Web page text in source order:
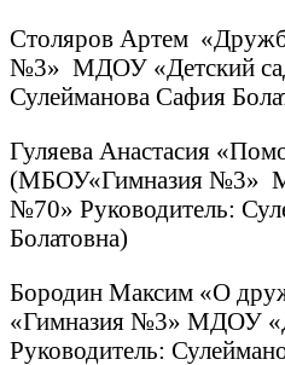
Столяров Артем
№3» МДОУ «Детский
Сулейманова Сафия
Гуляева Анастасия
(МБОУ«Гимназия №3»
№70» Руководитель:
Болатовна)
Бородин Максим «О
«Гимназия №3» МДОУ
Руководитель: